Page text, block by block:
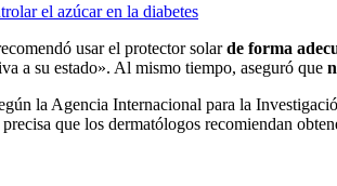
el azúcar en la diabetes
usar el protector solarde forma
a su estado». Al mismo tiempo, aseguró que
la Agencia Internacional para la
que los dermatólogos recomiendan